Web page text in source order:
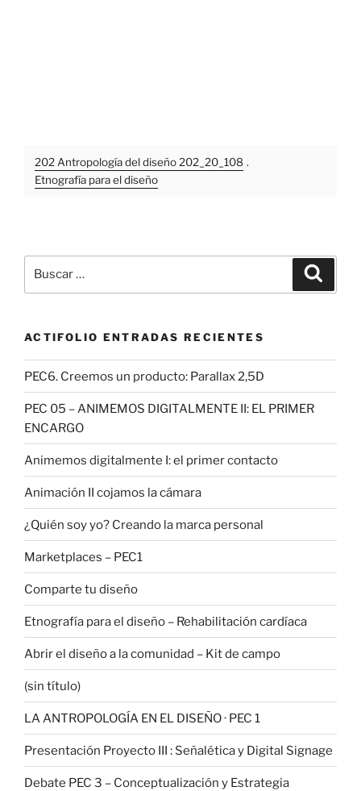
202 Antropología del diseño 202_20_108 .
Etnografía para el diseño
por:
ACTIFOLIO ENTRADAS RECIENTES
PEC6. Creemos un producto: Parallax 2,5D
PEC 05 – ANIMEMOS DIGITALMENTE II: EL PRIMER
ENCARGO
Animemos digitalmente I: el primer contacto
Animación II cojamos la cámara
¿Quién soy yo? Creando la marca personal
Marketplaces – PEC1
Comparte tu diseño
Etnografía para el diseño – Rehabilitación cardíaca
Abrir el diseño a la comunidad – Kit de campo
(sin título)
LA ANTROPOLOGÍA EN EL DISEÑO · PEC 1
Presentación Proyecto III : Señalética y Digital Signage
Debate PEC 3 – Conceptualización y Estrategia